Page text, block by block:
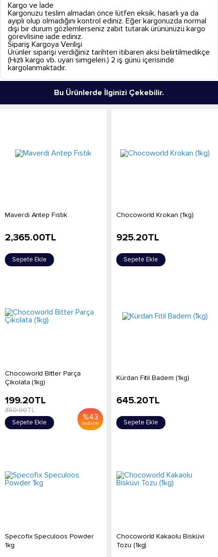
Kargo ve İade
Kargonuzu teslim almadan önce lütfen eksik, hasarlı ya da
ayıplı olup olmadığını kontrol ediniz. Eğer kargonuzda normal
dışı bir durum gözlemlerseniz zabıt tutarak ürününüzü kargo
görevlisine iade ediniz.
Sipariş Kargoya Verilişi
Ürünler siparişi verdiğiniz tarihten itibaren aksi belirtilmedikçe
(Hızlı kargo vb. uyarı simgeleri.) 2 iş günü içerisinde
kargolanmaktadır.
Bu Ürünlerde İlginizi Çekebilir.
Maverdi Antep Fıstık
2,365.00TL
Sepete Ekle
Chocoworld Krokan (1kg)
925.20TL
Sepete Ekle
Chocoworld Bitter Parça
Çikolata (1kg)
%43
İndirim
199.20TL
350.00TL
Sepete Ekle
Kürdan Fitil Badem (1kg)
645.20TL
Sepete Ekle
Specofix Speculoos Powder
1kg
Chocoworld Kakaolu Bisküvi
Tozu (1kg)